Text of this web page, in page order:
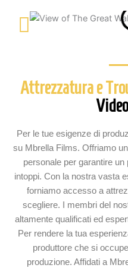
Attrezzatura e
Per le tue esigenze di
su Mbrella Films. Offriamo
personale per garantire
intoppi. Con la nostra vasta
forniamo accesso a
scegliere. I membri del
altamente qualificati ed
Per rendere la tua
produttore che si
produzione. Affidati a